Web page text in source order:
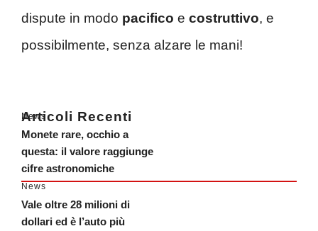
dispute in modo pacifico e costruttivo, e
possibilmente, senza alzare le mani!
Articoli Recenti
News
Monete rare, occhio a
questa: il valore raggiunge
cifre astronomiche
News
Vale oltre 28 milioni di
dollari ed è l’auto più